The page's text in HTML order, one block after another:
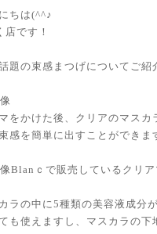
ちは(^^♪
です！
題の束感まつげについてご紹
をかけた後、クリアのマスカ
感を簡単に出すことができま
Blanｃで販売しているクリ
ラの中に5種類の美容液成分
も使えますし、マスカラの